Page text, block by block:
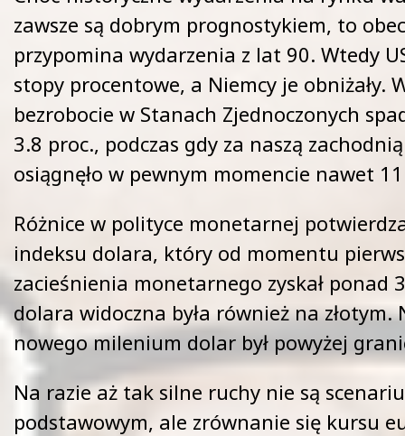
zawsze są dobrym prognostykiem, to
przypomina wydarzenia z lat 90. Wtedy
stopy procentowe, a Niemcy je obniżały.
bezrobocie w Stanach Zjednoczonych
3.8 proc., podczas gdy za naszą
osiągnęło w pewnym momencie nawet
Różnice w polityce monetarnej
indeksu dolara, który od momentu
zacieśnienia monetarnego zyskał ponad
dolara widoczna była również na złotym.
nowego milenium dolar był powyżej
Na razie aż tak silne ruchy nie są
podstawowym, ale zrównanie się kursu